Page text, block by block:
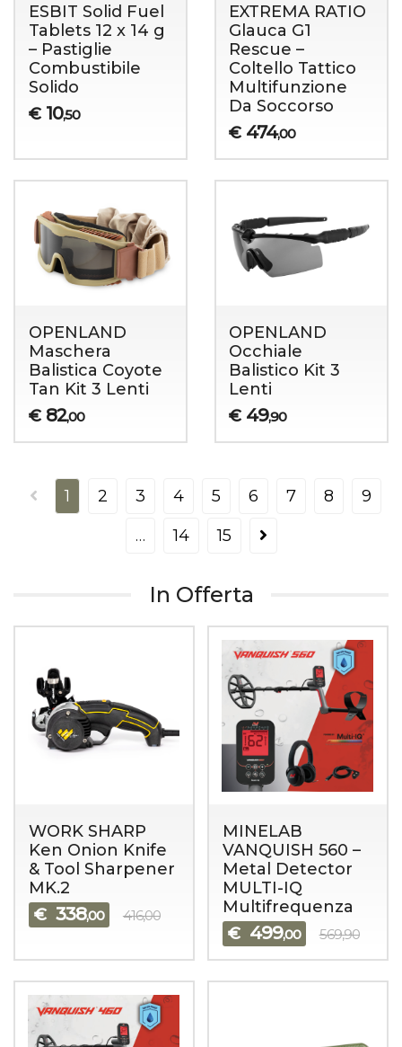
ESBIT Solid Fuel
Tablets 12 x 14 g
– Pastiglie
Combustibile
Solido
€ 10,50
EXTREMA RATIO
Glauca G1
Rescue –
Coltello Tattico
Multifunzione
Da Soccorso
€ 474,00
OPENLAND
Maschera
Balistica Coyote
Tan Kit 3 Lenti
€ 82,00
OPENLAND
Occhiale
Balistico Kit 3
Lenti
€ 49,90
1 2 3 4 5 6 7 8
9
…
14 15
In Offerta
WORK SHARP
Ken Onion Knife
& Tool Sharpener
MK.2
€ 338,00 416,00
MINELAB
VANQUISH 560 –
Metal Detector
MULTI-IQ
Multifrequenza
€ 499,00 569,90